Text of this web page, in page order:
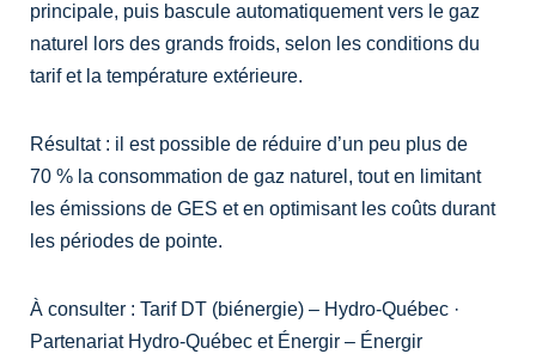
principale, puis bascule automatiquement vers le gaz
naturel lors des grands froids, selon les conditions du
tarif et la température extérieure.
Résultat : il est possible de réduire d’un peu plus de
70 % la consommation de gaz naturel, tout en limitant
les émissions de GES et en optimisant les coûts durant
les périodes de pointe.
À consulter : Tarif DT (biénergie) – Hydro-Québec ·
Partenariat Hydro-Québec et Énergir – Énergir